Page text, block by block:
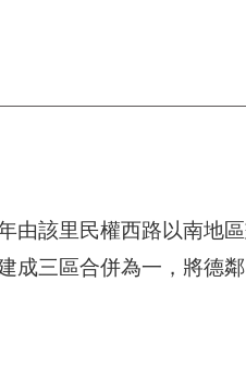
由該里民權西路以南地
成三區合併為一，將德